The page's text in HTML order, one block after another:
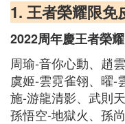
1. 王者榮耀限免
2022周年慶王者榮
周瑜-音你心動、趙
虞姬-雲霓雀翎、曜-
施-游龍清影、武則
孫悟空-地獄火、孫